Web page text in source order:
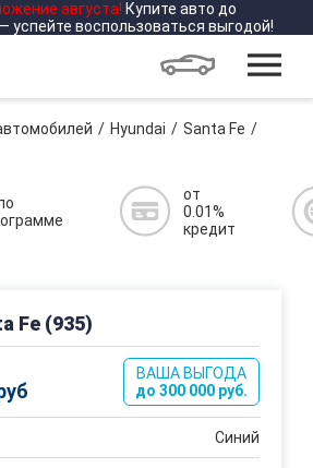
августа! Купите авто до
успейте воспользоваться выгодой!
Hyundai
Santa Fe
от
0.01%
кредит
Fe (935)
ВАША ВЫГОДА
до 300 000 руб.
Синий